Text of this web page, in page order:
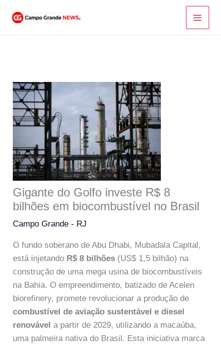
para
Gigante do Golfo investe R$ 8
bilhões em biocombustível no Brasil
Campo Grande - RJ
O fundo soberano de Abu Dhabi, Mubadala Capital,
está injetando R$ 8 bilhões (US$ 1,5 bilhão) na
construção de uma mega usina de biocombustíveis
na Bahia. O empreendimento, batizado de Acelen
biorefinery, promete revolucionar a produção de
combustível de aviação sustentável e diesel
renovável a partir de 2029, utilizando a macaúba,
uma palmeira nativa do Brasil. Esta iniciativa marca